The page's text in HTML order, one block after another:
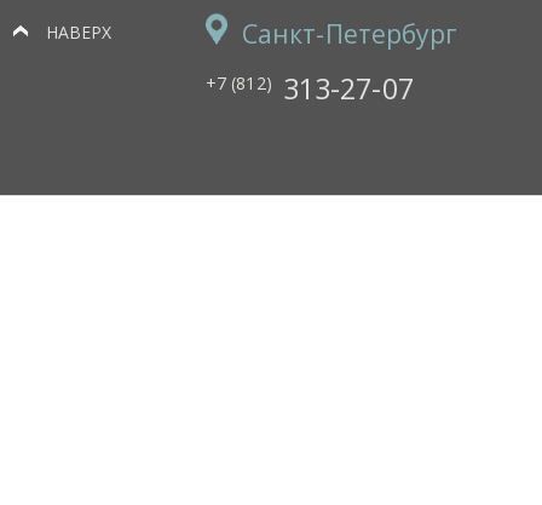
НАВЕРХ Санкт-Петербург
+7 (812) 313-27-07